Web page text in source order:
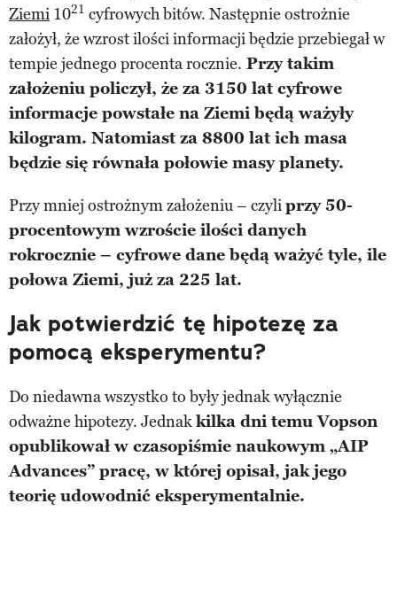
Ziemi 1021 cyfrowych bitów. Następnie ostrożnie
założył, że wzrost ilości informacji będzie przebiegał w
tempie jednego procenta rocznie. Przy takim
założeniu policzył, że za 3150 lat cyfrowe
informacje powstałe na Ziemi będą ważyły
kilogram. Natomiast za 8800 lat ich masa
będzie się równała połowie masy planety.
Przy mniej ostrożnym założeniu – czyliprzy 50-
procentowym wzroście ilości danych
rokrocznie – cyfrowe dane będą ważyć tyle, ile
połowa Ziemi, już za 225 lat.
Jak potwierdzić tę hipotezę za
pomocą eksperymentu?
Do niedawna wszystko to były jednak wyłącznie
odważne hipotezy. Jednakkilka dni temu Vopson
opublikował w czasopiśmie naukowym „AIP
Advances” pracę, w której opisał, jak jego
teorię udowodnić eksperymentalnie.